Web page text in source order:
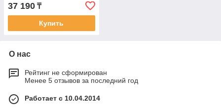
37 190 ₸
Купить
О нас
Рейтинг не сформирован
Менее 5 отзывов за последний год
Работает с 10.04.2014